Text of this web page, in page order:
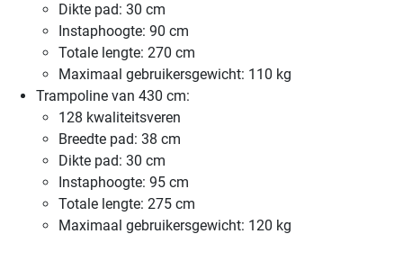
Dikte pad: 30 cm
Instaphoogte: 90 cm
Totale lengte: 270 cm
Maximaal gebruikersgewicht: 110 kg
Trampoline van 430 cm:
128 kwaliteitsveren
Breedte pad: 38 cm
Dikte pad: 30 cm
Instaphoogte: 95 cm
Totale lengte: 275 cm
Maximaal gebruikersgewicht: 120 kg